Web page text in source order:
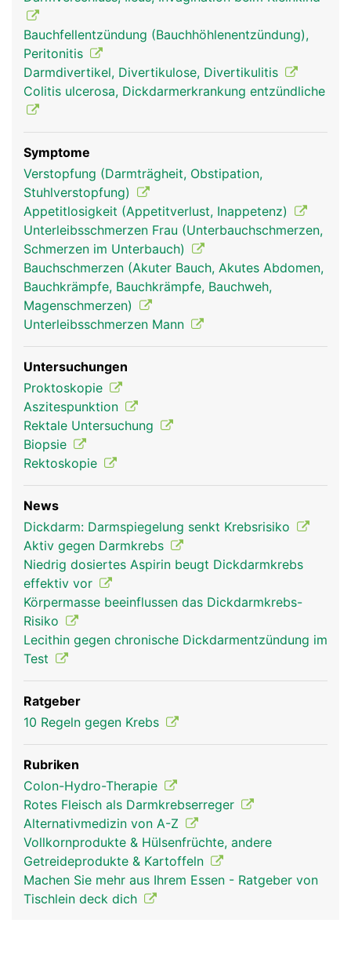
Bauchfellentzündung (Bauchhöhlenentzündung),
Peritonitis
Darmdivertikel, Divertikulose, Divertikulitis
Colitis ulcerosa, Dickdarmerkrankung entzündliche
Symptome
Verstopfung (Darmträgheit, Obstipation,
Stuhlverstopfung)
Appetitlosigkeit (Appetitverlust, Inappetenz)
Unterleibsschmerzen Frau (Unterbauchschmerzen,
Schmerzen im Unterbauch)
Bauchschmerzen (Akuter Bauch, Akutes Abdomen,
Bauchkrämpfe, Bauchkrämpfe, Bauchweh,
Magenschmerzen)
Unterleibsschmerzen Mann
Untersuchungen
Proktoskopie
Aszitespunktion
Rektale Untersuchung
Biopsie
Rektoskopie
News
Dickdarm: Darmspiegelung senkt Krebsrisiko
Aktiv gegen Darmkrebs
Niedrig dosiertes Aspirin beugt Dickdarmkrebs
effektiv vor
Körpermasse beeinflussen das Dickdarmkrebs-
Risiko
Lecithin gegen chronische Dickdarmentzündung im
Test
Ratgeber
10 Regeln gegen Krebs
Rubriken
Colon-Hydro-Therapie
Rotes Fleisch als Darmkrebserreger
Alternativmedizin von A-Z
Vollkornprodukte & Hülsenfrüchte, andere
Getreideprodukte & Kartoffeln
Machen Sie mehr aus Ihrem Essen - Ratgeber von
Tischlein deck dich